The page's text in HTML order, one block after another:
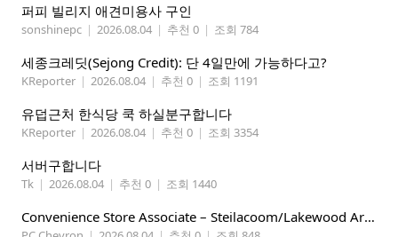
퍼피 빌리지 애견미용사 구인
sonshinepc | 2026.08.04 | 추천 0 | 조회 784
세종크레딧(Sejong Credit): 단 4일만에 가능하다고?
KReporter | 2026.08.04 | 추천 0 | 조회 1191
유덥근처 한식당 쿡 하실분구합니다
KReporter | 2026.08.04 | 추천 0 | 조회 3354
서버구합니다
Tk | 2026.08.04 | 추천 0 | 조회 1440
Convenience Store Associate – Steilacoom/Lakewood Area, $19 -$21/hr